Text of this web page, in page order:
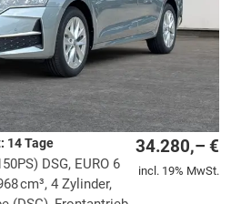
34.280,– €
incl. 19% MwSt.
14 Tage
DSG, EURO 6
cm³, 4 Zylinder,